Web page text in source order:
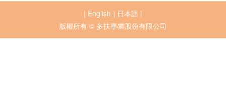
| English | 日本語 |
版權所有 © 多扶事業股份有限公司